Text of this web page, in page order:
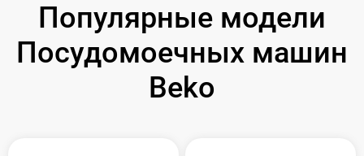
Популярные модели
Посудомоечных машин
Beko